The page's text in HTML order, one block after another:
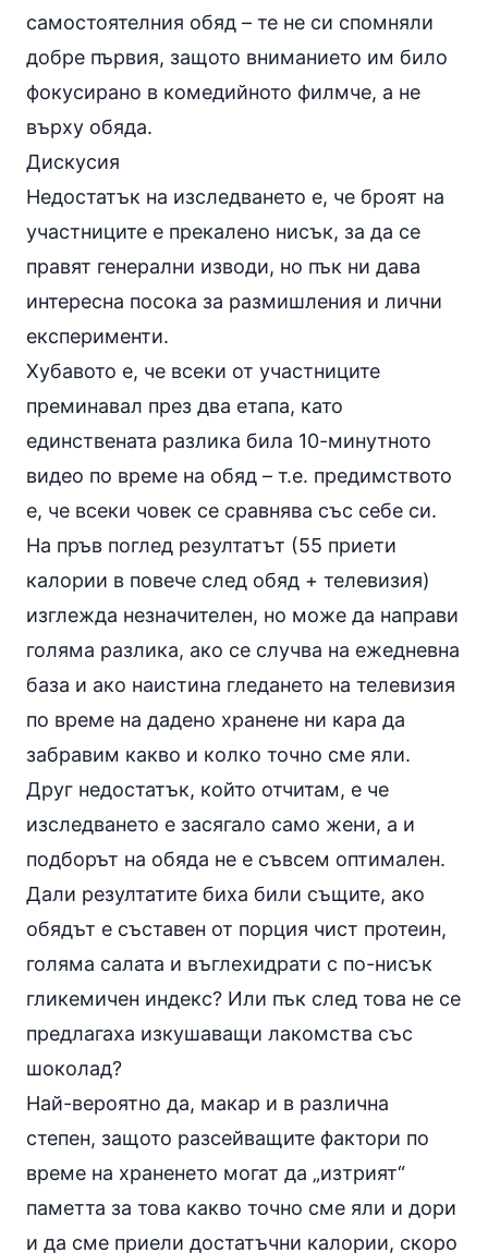
самостоятелния обяд – те не си спомняли
добре първия, защото вниманието им било
фокусирано в комедийното филмче, а не
върху обяда.
Дискусия
Недостатък на изследването е, че броят на
участниците е прекалено нисък, за да се
правят генерални изводи, но пък ни дава
интересна посока за размишления и лични
експерименти.
Хубавото е, че всеки от участниците
преминавал през два етапа, като
единствената разлика била 10-минутното
видео по време на обяд – т.е. предимството
е, че всеки човек се сравнява със себе си.
На пръв поглед резултатът (55 приети
калории в повече след обяд + телевизия)
изглежда незначителен, но може да направи
голяма разлика, ако се случва на ежедневна
база и ако наистина гледането на телевизия
по време на дадено хранене ни кара да
забравим какво и колко точно сме яли.
Друг недостатък, който отчитам, е че
изследването е засягало само жени, а и
подборът на обяда не е съвсем оптимален.
Дали резултатите биха били същите, ако
обядът е съставен от порция чист протеин,
голяма салата и въглехидрати с по-нисък
гликемичен индекс? Или пък след това не се
предлагаха изкушаващи лакомства със
шоколад?
Най-вероятно да, макар и в различна
степен, защото разсейващите фактори по
време на храненето могат да „изтрият“
паметта за това какво точно сме яли и дори
и да сме приели достатъчни калории, скоро